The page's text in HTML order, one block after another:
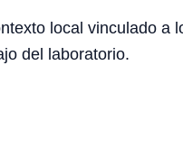
local vinculado a
del laboratorio.